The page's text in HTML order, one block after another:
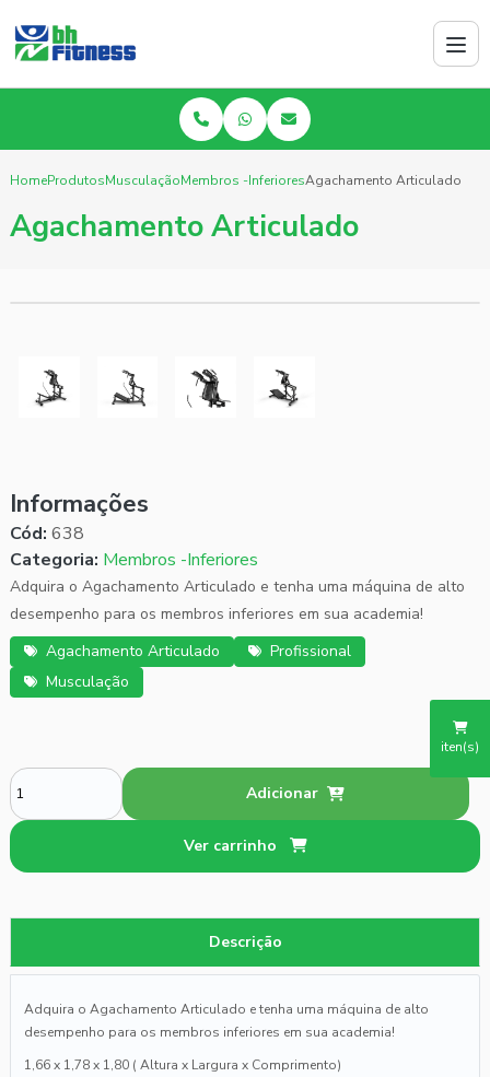
iten(s)
HomeProdutosMusculaçãoMembros -InferioresAgachamento Articulado
Agachamento Articulado
Informações
Cód: 638
Categoria: Membros -Inferiores
Adquira o Agachamento Articulado e tenha uma máquina de alto
desempenho para os membros inferiores em sua academia!
Agachamento Articulado
Profissional
Musculação
Adicionar
Ver carrinho
Descrição
Adquira o Agachamento Articulado e tenha uma máquina de alto
desempenho para os membros inferiores em sua academia!
1,66 x 1,78 x 1,80 ( Altura x Largura x Comprimento)